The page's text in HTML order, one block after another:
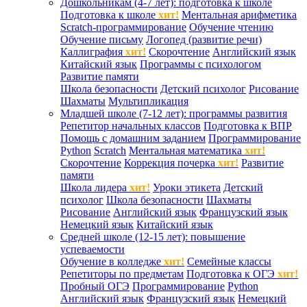
Дошкольникам (4-7 лет): подготовка к школе
Подготовка к школе хит! Ментальная арифметика
Scratch-программирование Обучение чтению
Обучение письму Логопед (развитие речи)
Каллиграфия хит! Скорочтение Английский язык
Китайский язык Программы с психологом
Развитие памяти
Школа безопасности Детский психолог Рисование
Шахматы Мультипликация
Младшей школе (7-12 лет): программы развития
Репетитор начальных классов Подготовка к ВПР
Помощь с домашним заданием Программирование
Python Scratch Ментальная математика хит!
Скорочтение Коррекция почерка хит! Развитие
памяти
Школа лидера хит! Уроки этикета Детский
психолог Школа безопасности Шахматы
Рисование Английский язык Французский язык
Немецкий язык Китайский язык
Средней школе (12-15 лет): повышение
успеваемости
Обучение в колледже хит! Семейные классы
Репетиторы по предметам Подготовка к ОГЭ хит!
Пробный ОГЭ Программирование Python
Английский язык Французский язык Немецкий